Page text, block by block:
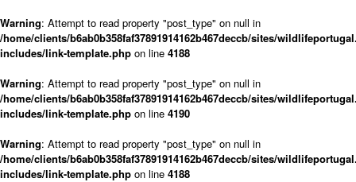
Warning: Attempt to read property "post_type" on null in
/home/clients/b6ab0b358faf37891914162b467deccb/sites/
includes/link-template.php on line 4188
Warning: Attempt to read property "post_type" on null in
/home/clients/b6ab0b358faf37891914162b467deccb/sites/
includes/link-template.php on line 4190
Warning: Attempt to read property "post_type" on null in
/home/clients/b6ab0b358faf37891914162b467deccb/sites/
includes/link-template.php on line 4188